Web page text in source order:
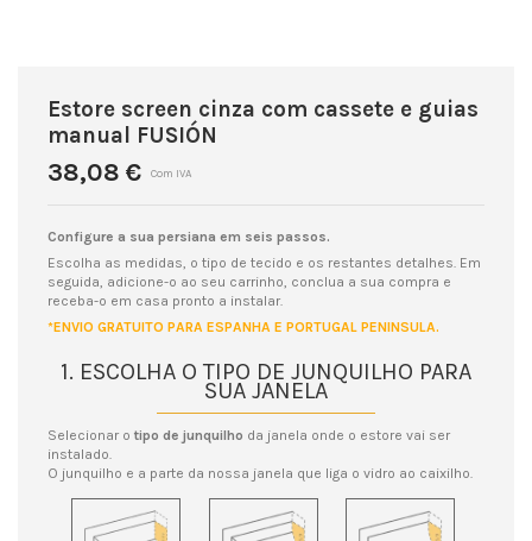
Estore screen cinza com cassete e guias
manual FUSIÓN
38,08 € Com IVA
Configure a sua persiana em seis passos.
Escolha as medidas, o tipo de tecido e os restantes detalhes. Em
seguida, adicione-o ao seu carrinho, conclua a sua compra e
receba-o em casa pronto a instalar.
*ENVIO GRATUITO PARA ESPANHA E PORTUGAL PENINSULA.
1. ESCOLHA O TIPO DE JUNQUILHO PARA
SUA JANELA
Selecionar o tipo de junquilho da janela onde o estore vai ser
instalado.
O junquilho e a parte da nossa janela que liga o vidro ao caixilho.